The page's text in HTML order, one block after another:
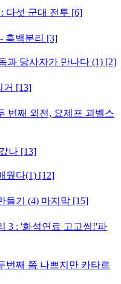
다섯 군대 전투 [6]
흑백분리 [3]
과 당사자가 만나다 (1) [2]
거 [13]
번째 외전, 요제프 괴벨스
나 [13]
웠다(1) [12]
들기 (4) 마지막 [15]
3 : '화석연료 고고씽!'파
번째 쯤 나쁘지만 카타르